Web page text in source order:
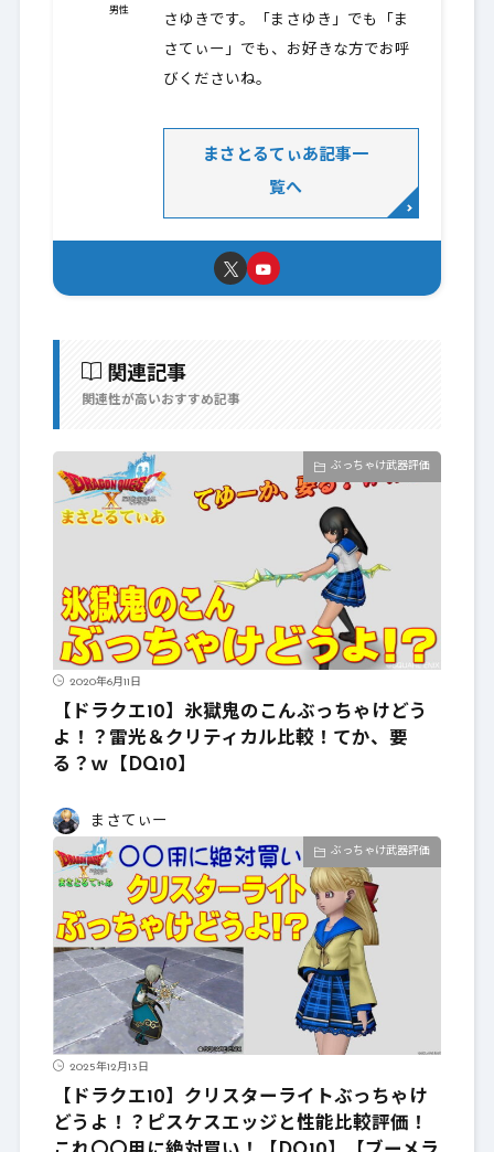
男性
さゆきです。「まさゆき」でも「ま
さてぃー」でも、お好きな方でお呼
びくださいね。
まさとるてぃあ記事一
覧へ
関連記事
関連性が高いおすすめ記事
ぶっちゃけ武器評価
2020年6月11日
【ドラクエ10】氷獄鬼のこんぶっちゃけどう
よ！？雷光＆クリティカル比較！てか、要
る？ｗ【DQ10】
まさてぃー
ぶっちゃけ武器評価
2025年12月13日
【ドラクエ10】クリスターライトぶっちゃけ
どうよ！？ピスケスエッジと性能比較評価！